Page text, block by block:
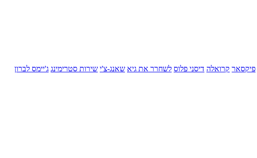
פיקסאר קרואלה דיסני פלוס לשחרר את גיא שאנג-צ'י שירות סטרימינג ג'יימס לברון